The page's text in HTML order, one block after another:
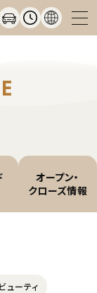
オープン・
クローズ情報
ューティ